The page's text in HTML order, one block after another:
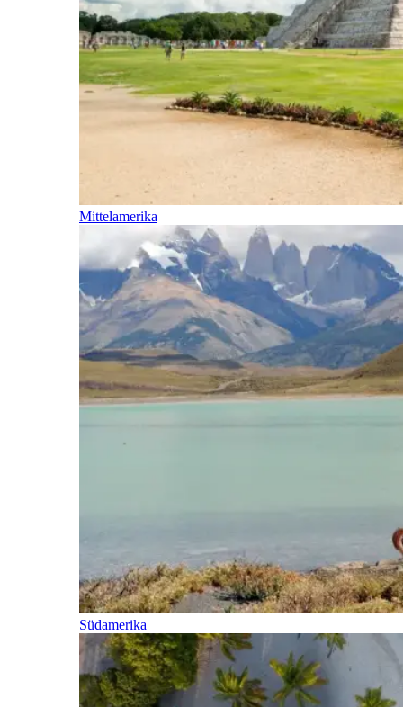
Mittelamerika
Südamerika